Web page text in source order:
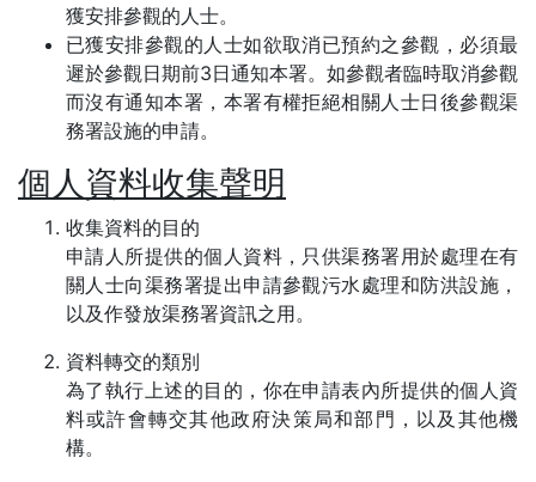
獲安排參觀的人士。
已獲安排參觀的人士如欲取消已預約之參觀，必須最
遲於參觀日期前3日通知本署。如參觀者臨時取消參觀
而沒有通知本署，本署有權拒絕相關人士日後參觀渠
務署設施的申請。
個人資料收集聲明
收集資料的目的
申請人所提供的個人資料，只供渠務署用於處理在有
關人士向渠務署提出申請參觀污水處理和防洪設施，
以及作發放渠務署資訊之用。
資料轉交的類別
為了執行上述的目的，你在申請表內所提供的個人資
料或許會轉交其他政府決策局和部門，以及其他機
構。